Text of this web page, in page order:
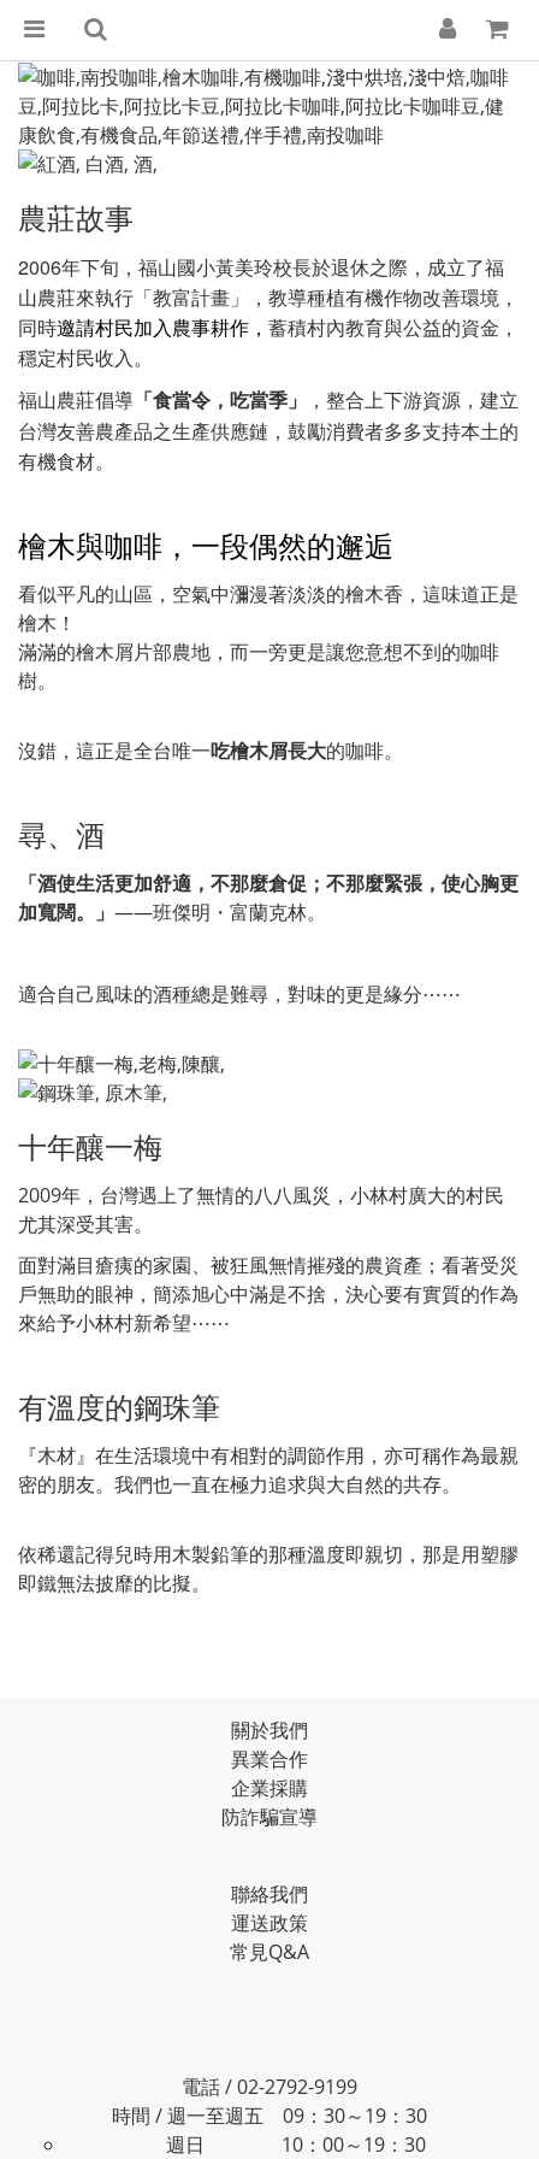
農莊故事
2006年下旬，福山國小黃美玲校長於退休之際，成立了福
山農莊來執行「教富計畫」，教導種植有機作物改善環境，
同時邀請村民加入農事耕作， 蓄積村內教育與公益的資金，
穩定村民收入。
福山農莊倡導 「食當令，吃當季」
，整合上下游資源，建立
台灣友善農產品之生產供應鏈，鼓勵消費者多多支持本土的
有機食材。
檜木與咖啡，一段偶然的邂逅
看似平凡的山區，空氣中瀰漫著淡淡的檜木香，這味道正是
檜木！
滿滿的檜木屑片部農地，而一旁更是讓您意想不到的咖啡
樹。
沒錯，這正是全台唯一吃檜木屑長大的咖啡。
尋、酒
「酒使生活更加舒適，不那麼倉促；不那麼緊張，使心胸更
加寬闊。」 ——班傑明・富蘭克林。
適合自己風味的酒種總是難尋，對味的更是緣分⋯⋯
十年釀一梅
2009年，台灣遇上了無情的八八風災，小林村廣大的村民
尤其深受其害。
面對滿目瘡痍的家園、被狂風無情摧殘的農資產；看著受災
戶無助的眼神，簡添旭心中滿是不捨，決心要有實質的作為
來給予小林村新希望⋯⋯
有溫度的鋼珠筆
『木材』在生活環境中有相對的調節作用，亦可稱作為最親
密的朋友。我們也一直在極力追求與大自然的共存。
依稀還記得兒時用木製鉛筆的那種溫度即親切，那是用塑膠
即鐵無法披靡的比擬。
關於我們
異業合作
企業採購
防詐騙宣導
聯絡我們
運送政策
常見Q&A
電話 / 02-2792-9199
時間 / 週一至週五 09：30～19：30
週日 10：00～19：30